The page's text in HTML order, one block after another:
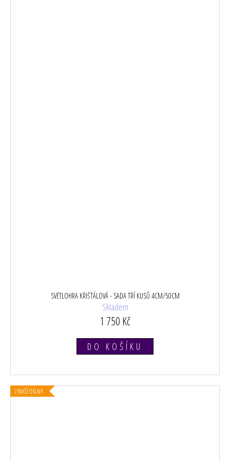
SVĚTLOHRA KŘIŠŤÁLOVÁ - SADA TŘÍ KUSŮ 4CM/50CM
Skladem
1 750 Kč
DO KOŠÍKU
Z NAŠÍ DÍLNY